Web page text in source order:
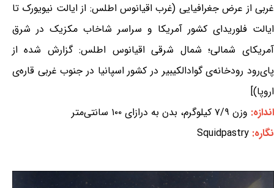
غربی از عرض جغرافیایی (غرب اقیانوس اطلس: از ایالت نیویورک تا
ایالت فلوریدای کشور آمریکا و سراسر شاخاب مکزیک در شرق
آمریکای شمالی؛ شمال شرقی اقیانوس اطلس: گزارش شده از
پای‌رود رودخانه‌ی گوادالکیبیر در کشور اسپانیا در جنوب غربی قاره‌ی
اروپا)]
اندازه: وزن ۷/۹ کیلوگرم، بدن به درازای ۱۰۰ سانتی‌متر
نگاره: Squidpastry